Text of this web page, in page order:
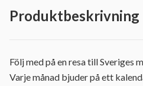
Produktbeskrivning
Följ med på en resa till Sveriges
Varje månad bjuder på ett